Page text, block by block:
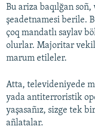
Bu ariza baqılğan soñ,
şeadetnamesi berile.
çoq mandatlı saylav
olurlar. Majoritar
marum etileler.
Atta, televideniyede
yada antiterroristik
yaşasañız, sizge tek
añlatalar.